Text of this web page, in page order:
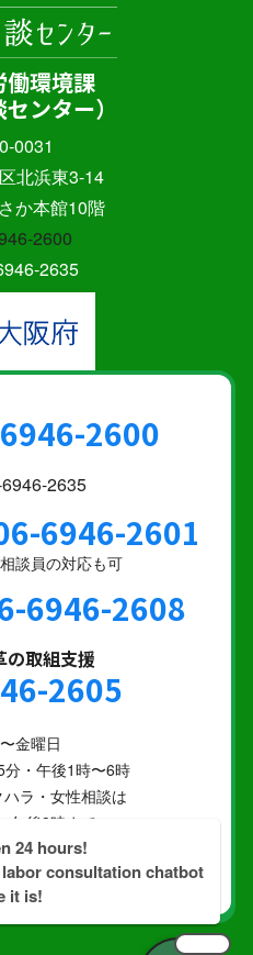
働環境課
センター）
0031
北浜東3-14
か本館10階
2600
2635
2600
2635
6946-2601
談員の対応も可
6946-2608
の取組支援
2605
金曜日
・午後1時〜6時
ラ・女性相談は
後8時まで
、労働相談業務の向上のた
場合があります。
24 hours!
consultation chatbot